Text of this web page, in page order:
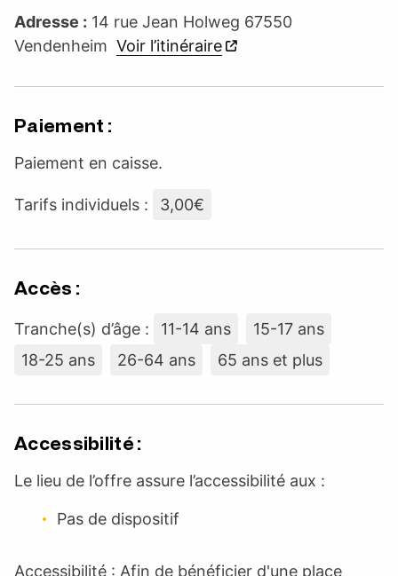
Adresse : 14 rue Jean Holweg 67550
Vendenheim Voir l’itinéraire
Paiement :
Paiement en caisse.
Tarifs individuels : 3,00€
Accès :
Tranche(s) d’âge : 11-14 ans
15-17 ans
18-25 ans
26-64 ans 65 ans et plus
Accessibilité :
Le lieu de l’offre assure l’accessibilité aux :
Pas de dispositif
Accessibilité : Afin de bénéficier d'une place